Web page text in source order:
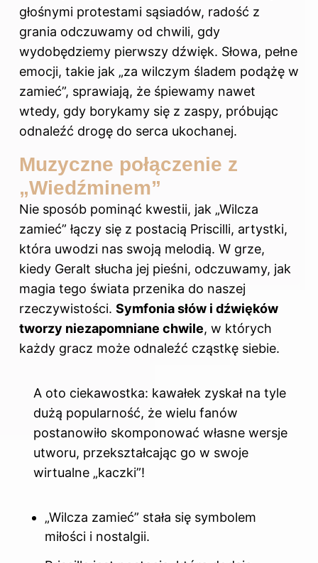
głośnymi protestami sąsiadów, radość z
grania odczuwamy od chwili, gdy
wydobędziemy pierwszy dźwięk. Słowa, pełne
emocji, takie jak „za wilczym śladem podążę w
zamieć”, sprawiają, że śpiewamy nawet
wtedy, gdy borykamy się z zaspy, próbując
odnaleźć drogę do serca ukochanej.
Muzyczne połączenie z
„Wiedźminem”
Nie sposób pominąć kwestii, jak „Wilcza
zamieć” łączy się z postacią Priscilli, artystki,
która uwodzi nas swoją melodią. W grze,
kiedy Geralt słucha jej pieśni, odczuwamy, jak
magia tego świata przenika do naszej
rzeczywistości. Symfonia słów i dźwięków
tworzy niezapomniane chwile, w których
każdy gracz może odnaleźć cząstkę siebie.
A oto ciekawostka: kawałek zyskał na tyle
dużą popularność, że wielu fanów
postanowiło skomponować własne wersje
utworu, przekształcając go w swoje
wirtualne „kaczki”!
„Wilcza zamieć” stała się symbolem
miłości i nostalgii.